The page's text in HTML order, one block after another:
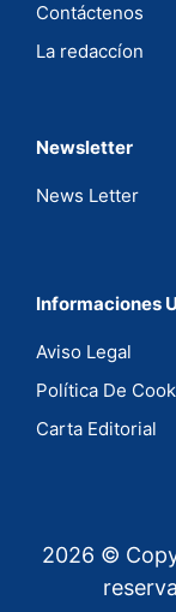
Contáctenos
La redaccíon
Newsletter
News Letter
Informaciones
Aviso Legal
Política De
Carta Editorial
2026 ©